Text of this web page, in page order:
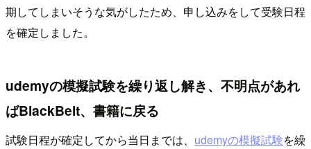
期してしまいそうな気がしたため、申し込みをして受験日程
を確定しました。
udemyの模擬試験を繰り返し解き、不明点があれ
ばBlackBelt、書籍に戻る
試験日程が確定してから当日までは、 udemyの模擬試験を繰